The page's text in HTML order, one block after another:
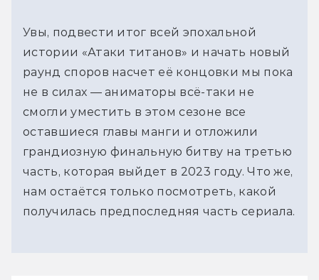
Увы, подвести итог всей эпохальной
истории «Атаки титанов» и начать новый
раунд споров насчет её концовки мы пока
не в силах — аниматоры всё-таки не
смогли уместить в этом сезоне все
оставшиеся главы манги и отложили
грандиозную финальную битву на третью
часть, которая выйдет в 2023 году. Что же,
нам остаётся только посмотреть, какой
получилась предпоследняя часть сериала.